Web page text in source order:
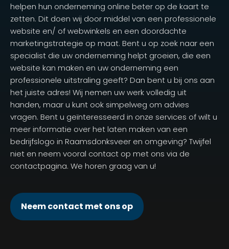
helpen hun onderneming online beter op de kaart te
zetten. Dit doen wij door middel van een professionele
website en/ of webwinkels en een doordachte
marketingstrategie op maat. Bent u op zoek naar een
specialist die uw onderneming helpt groeien, die een
website kan maken en uw onderneming een
professionele uitstraling geeft? Dan bent u bij ons aan
het juiste adres! Wij nemen uw werk volledig uit
handen, maar u kunt ook simpelweg om advies
vragen. Bent u geïnteresseerd in onze services of wilt u
meer informatie over het laten maken van een
bedrijfslogo in Raamsdonksveer en omgeving? Twijfel
niet en neem vooral contact op met ons via de
contactpagina. We horen graag van u!
Neem contact met ons op